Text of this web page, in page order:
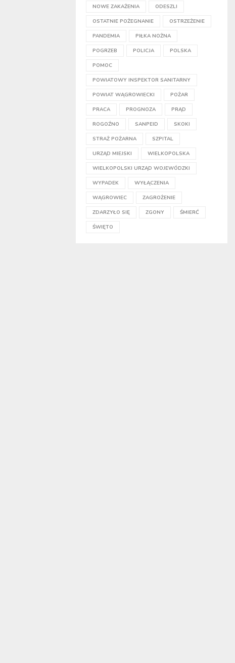
NOWE ZAKAŻENIA ODESZLI
OSTATNIE POŻEGNANIE OSTRZEŻENIE
PANDEMIA PIŁKA NOŻNA
POGRZEB POLICJA POLSKA
POMOC
POWIATOWY INSPEKTOR SANITARNY
POWIAT WĄGROWIECKI POŻAR
PRACA PROGNOZA PRĄD
ROGOŹNO SANPEID SKOKI
STRAŻ POŻARNA SZPITAL
URZĄD MIEJSKI WIELKOPOLSKA
WIELKOPOLSKI URZĄD WOJEWÓDZKI
WYPADEK WYŁĄCZENIA
WĄGROWIEC ZAGROŻENIE
ZDARZYŁO SIĘ ZGONY ŚMIERĆ
ŚWIĘTO